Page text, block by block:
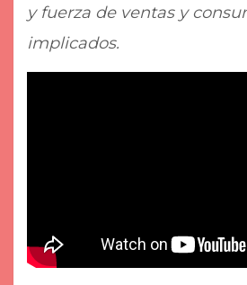
y fuerza de ventas y
implicados.